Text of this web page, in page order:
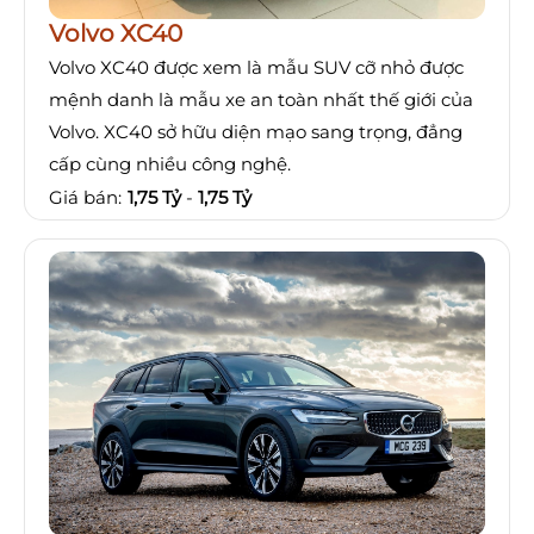
Volvo XC40
Volvo XC40 được xem là mẫu SUV cỡ nhỏ được
mệnh danh là mẫu xe an toàn nhất thế giới của
Volvo. XC40 sở hữu diện mạo sang trọng, đẳng
cấp cùng nhiều công nghệ.
Giá bán: 1,75 Tỷ - 1,75 Tỷ